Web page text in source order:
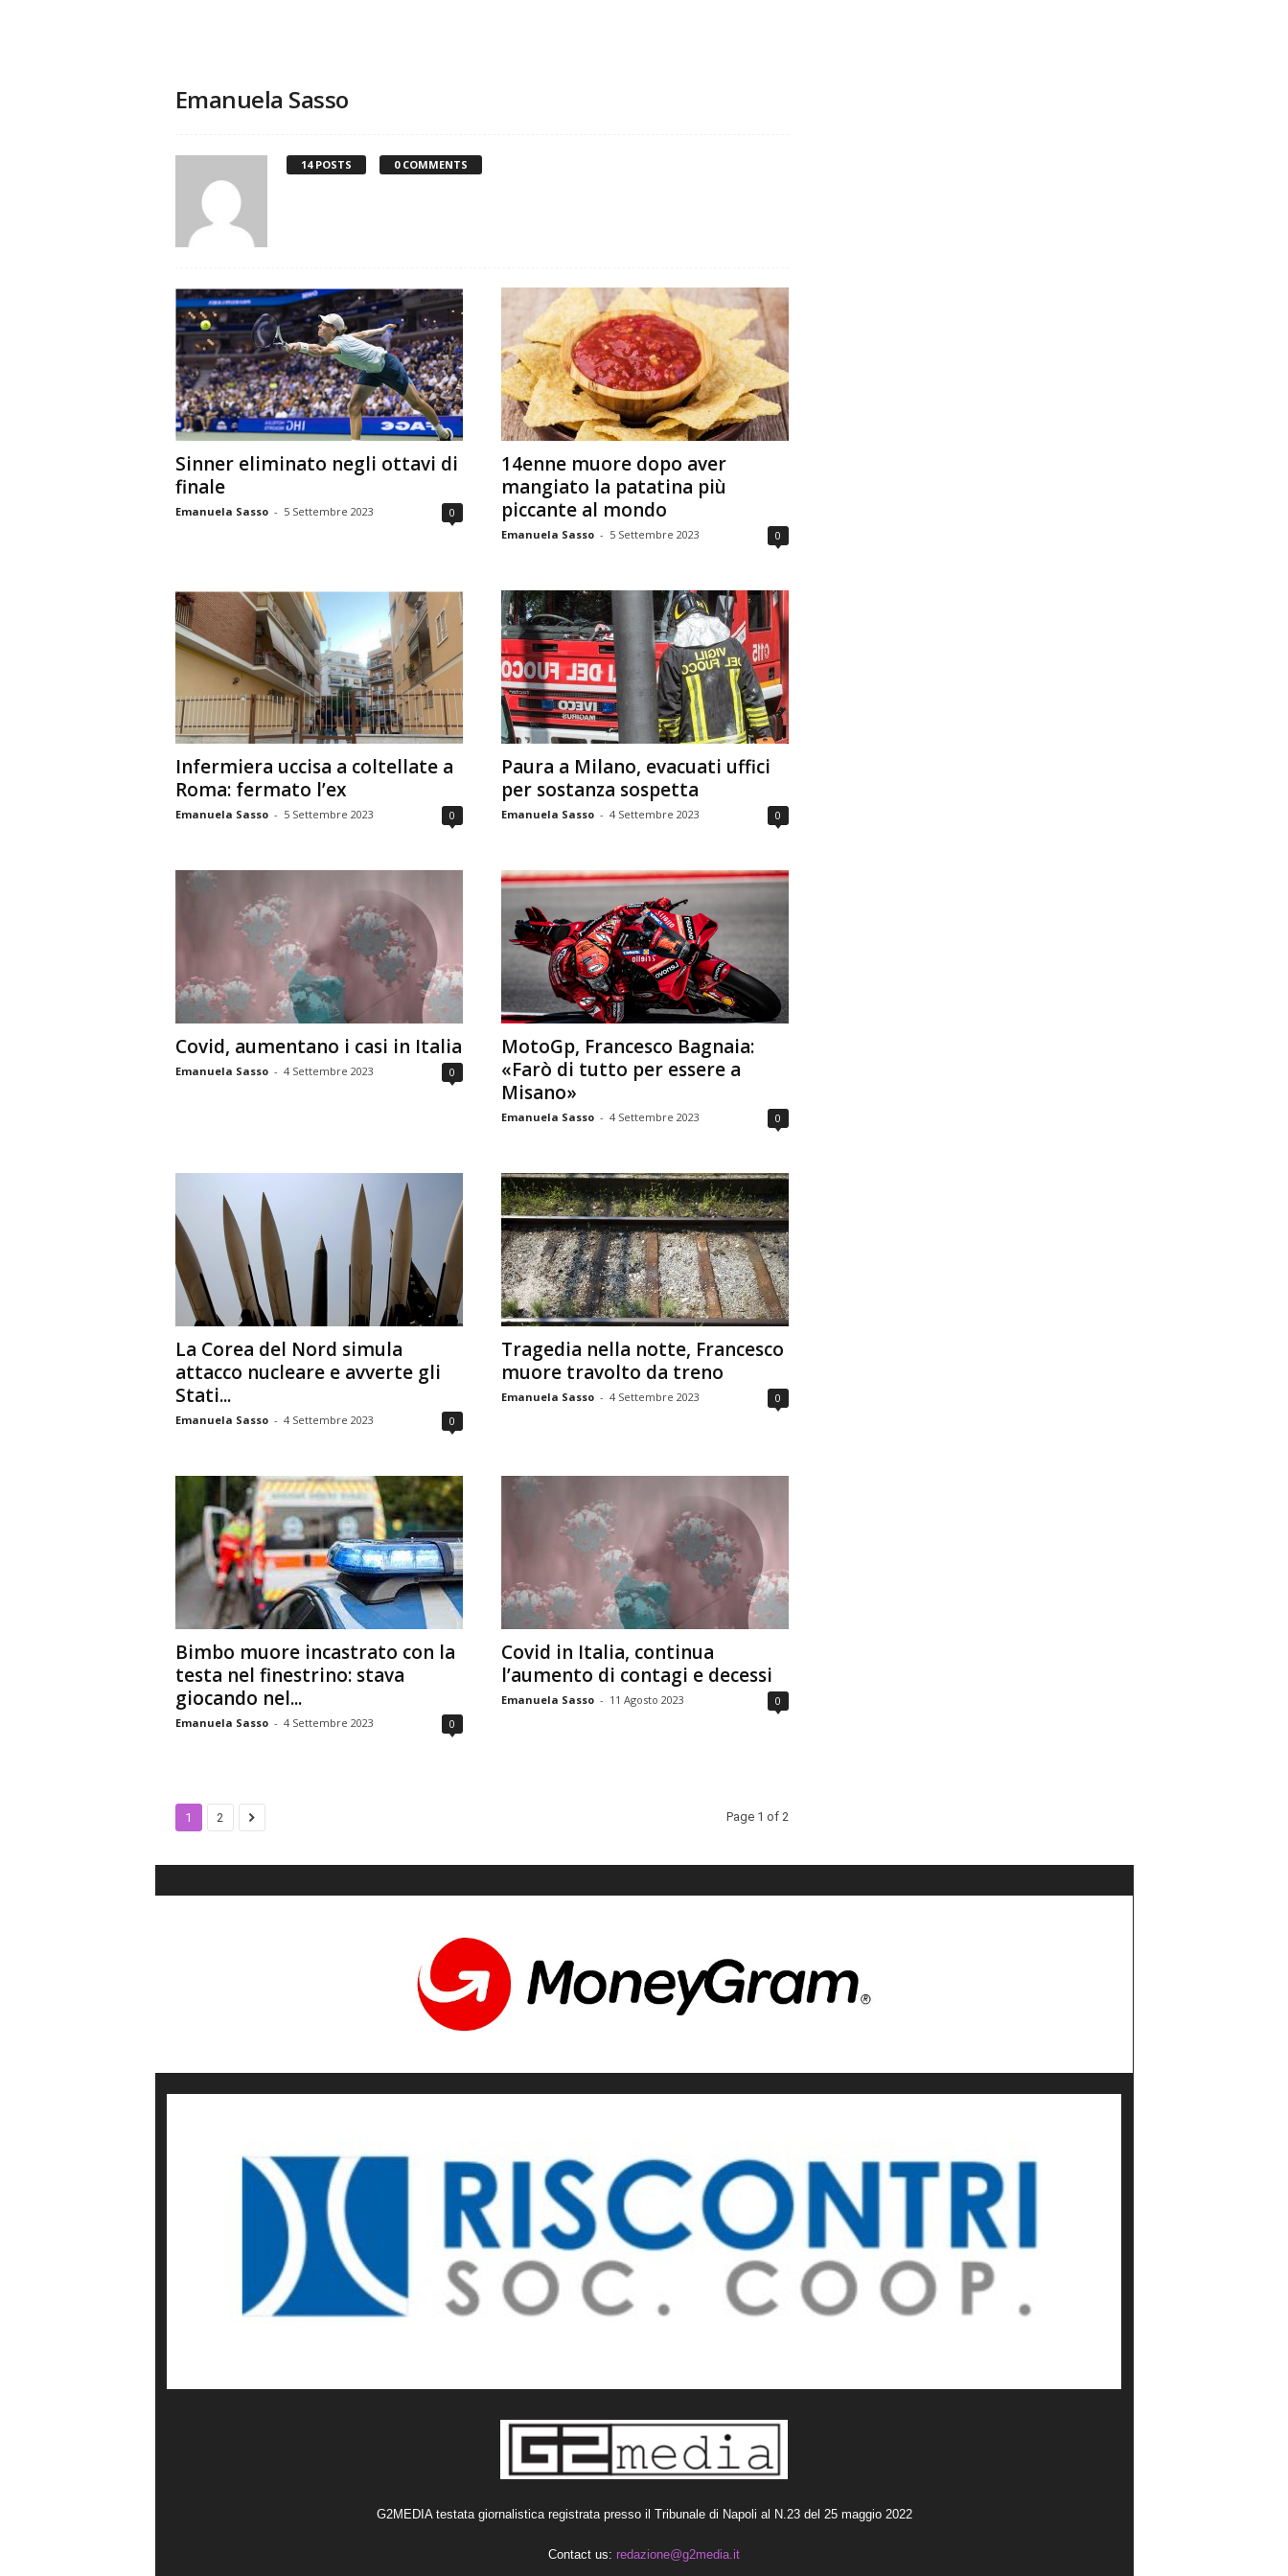
Emanuela Sasso
14 POSTS 0 COMMENTS
Sinner eliminato negli ottavi di
finale
Emanuela Sasso - 5 Settembre 2023 0
14enne muore dopo aver
mangiato la patatina più
piccante al mondo
Emanuela Sasso - 5 Settembre 2023 0
Infermiera uccisa a coltellate a
Roma: fermato l’ex
Emanuela Sasso - 5 Settembre 2023 0
Paura a Milano, evacuati uffici
per sostanza sospetta
Emanuela Sasso - 4 Settembre 2023 0
Covid, aumentano i casi in Italia
Emanuela Sasso - 4 Settembre 2023 0
MotoGp, Francesco Bagnaia:
«Farò di tutto per essere a
Misano»
Emanuela Sasso - 4 Settembre 2023 0
La Corea del Nord simula
attacco nucleare e avverte gli
Stati...
Emanuela Sasso - 4 Settembre 2023 0
Tragedia nella notte, Francesco
muore travolto da treno
Emanuela Sasso - 4 Settembre 2023 0
Bimbo muore incastrato con la
testa nel finestrino: stava
giocando nel...
Emanuela Sasso - 4 Settembre 2023 0
Covid in Italia, continua
l’aumento di contagi e decessi
Emanuela Sasso - 11 Agosto 2023 0
1 2 Page 1 of 2
G2MEDIA testata giornalistica registrata presso il Tribunale di Napoli al N.23 del 25 maggio 2022
Contact us: redazione@g2media.it